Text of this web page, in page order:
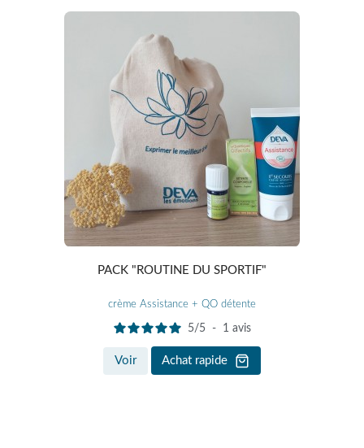
PACK "ROUTINE DU SPORTIF"
crème Assistance + QO détente
5/5 - 1 avis
Voir Achat rapide